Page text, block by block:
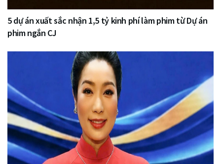
5 dự án xuất sắc nhận 1,5 tỷ kinh phí làm phim từ Dự án
phim ngắn CJ